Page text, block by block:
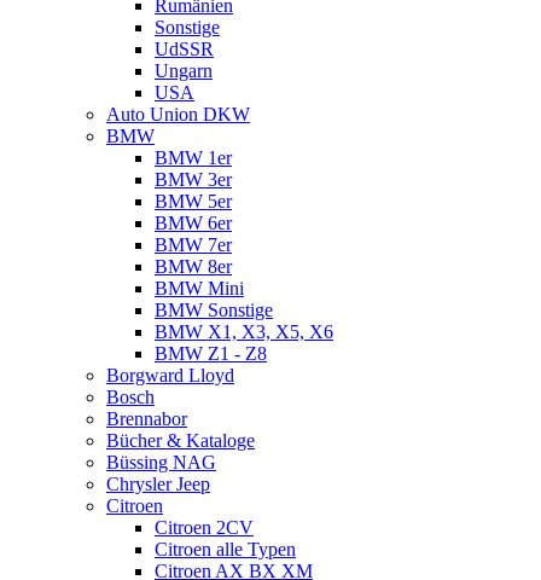
Rumänien
Sonstige
UdSSR
Ungarn
USA
Auto Union DKW
BMW
BMW 1er
BMW 3er
BMW 5er
BMW 6er
BMW 7er
BMW 8er
BMW Mini
BMW Sonstige
BMW X1, X3, X5, X6
BMW Z1 - Z8
Borgward Lloyd
Bosch
Brennabor
Bücher & Kataloge
Büssing NAG
Chrysler Jeep
Citroen
Citroen 2CV
Citroen alle Typen
Citroen AX BX XM